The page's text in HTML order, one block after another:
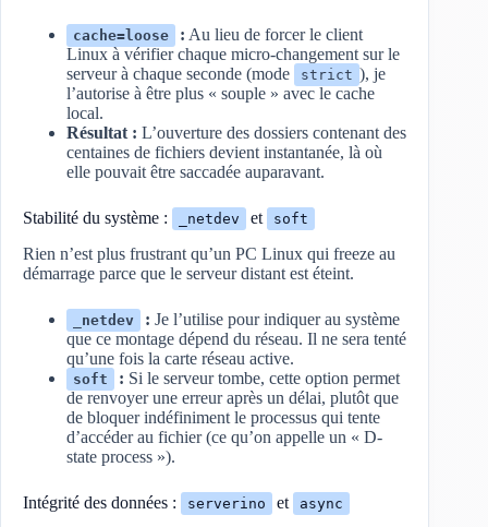
cache=loose : Au lieu de forcer le client
Linux à vérifier chaque micro-changement sur le
serveur à chaque seconde (mode
strict ), je
l’autorise à être plus « souple » avec le cache
local.
Résultat : L’ouverture des dossiers contenant des
centaines de fichiers devient instantanée, là où
elle pouvait être saccadée auparavant.
Stabilité du système : _netdev et soft
Rien n’est plus frustrant qu’un PC Linux qui freeze au
démarrage parce que le serveur distant est éteint.
_netdev : Je l’utilise pour indiquer au système
que ce montage dépend du réseau. Il ne sera tenté
qu’une fois la carte réseau active.
soft : Si le serveur tombe, cette option permet
de renvoyer une erreur après un délai, plutôt que
de bloquer indéfiniment le processus qui tente
d’accéder au fichier (ce qu’on appelle un « D-
state process »).
Intégrité des données : serverino et async